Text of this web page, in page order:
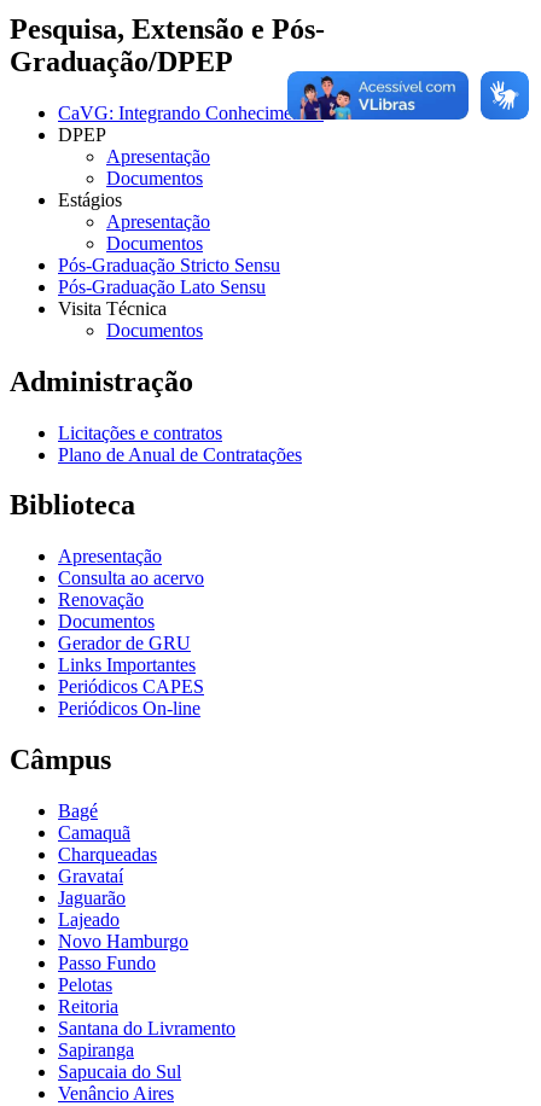
Pesquisa, Extensão e Pós-
Graduação/DPEP
CaVG: Integrando Conhecimentos
DPEP
Apresentação
Documentos
Estágios
Apresentação
Documentos
Pós-Graduação Stricto Sensu
Pós-Graduação Lato Sensu
Visita Técnica
Documentos
Administração
Licitações e contratos
Plano de Anual de Contratações
Biblioteca
Apresentação
Consulta ao acervo
Renovação
Documentos
Gerador de GRU
Links Importantes
Periódicos CAPES
Periódicos On-line
Câmpus
Bagé
Camaquã
Charqueadas
Gravataí
Jaguarão
Lajeado
Novo Hamburgo
Passo Fundo
Pelotas
Reitoria
Santana do Livramento
Sapiranga
Sapucaia do Sul
Venâncio Aires